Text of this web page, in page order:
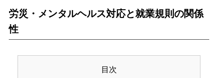
労災・メンタルヘルス対応と就業規則の関係
性
目次